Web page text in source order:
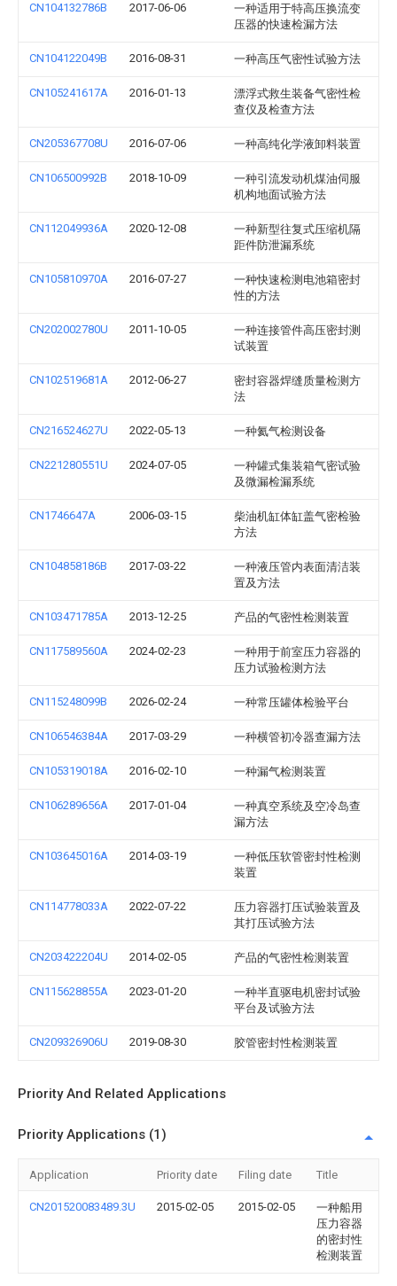
CN104132786B 2017-06-06
一种适用于特高压换流变
压器的快速检漏方法
CN104122049B 2016-08-31 一种高压气密性试验方法
CN105241617A 2016-01-13
漂浮式救生装备气密性检
查仪及检查方法
CN205367708U 2016-07-06 一种高纯化学液卸料装置
CN106500992B 2018-10-09
一种引流发动机煤油伺服
机构地面试验方法
CN112049936A 2020-12-08
一种新型往复式压缩机隔
距件防泄漏系统
CN105810970A 2016-07-27
一种快速检测电池箱密封
性的方法
CN202002780U 2011-10-05
一种连接管件高压密封测
试装置
CN102519681A 2012-06-27
密封容器焊缝质量检测方
法
CN216524627U 2022-05-13 一种氦气检测设备
CN221280551U 2024-07-05
一种罐式集装箱气密试验
及微漏检漏系统
CN1746647A 2006-03-15
柴油机缸体缸盖气密检验
方法
CN104858186B 2017-03-22
一种液压管内表面清洁装
置及方法
CN103471785A 2013-12-25 产品的气密性检测装置
CN117589560A 2024-02-23
一种用于前室压力容器的
压力试验检测方法
CN115248099B 2026-02-24 一种常压罐体检验平台
CN106546384A 2017-03-29 一种横管初冷器查漏方法
CN105319018A 2016-02-10 一种漏气检测装置
CN106289656A 2017-01-04
一种真空系统及空冷岛查
漏方法
CN103645016A 2014-03-19
一种低压软管密封性检测
装置
CN114778033A 2022-07-22
压力容器打压试验装置及
其打压试验方法
CN203422204U 2014-02-05 产品的气密性检测装置
CN115628855A 2023-01-20
一种半直驱电机密封试验
平台及试验方法
CN209326906U 2019-08-30 胶管密封性检测装置
Priority And Related Applications
Priority Applications (1)
Application Priority date Filing date Title
CN201520083489.3U 2015-02-05 2015-02-05
一种船用
压力容器
的密封性
检测装置